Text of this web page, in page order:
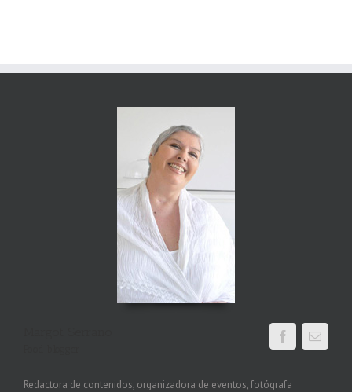
Redactora de contenidos, organizadora de eventos, fotógrafa